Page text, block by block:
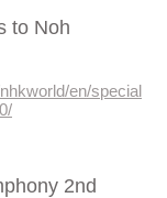
to Noh
en/special
2nd